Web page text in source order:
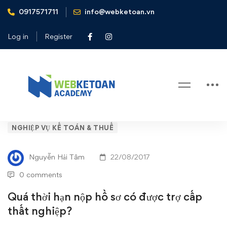
0917571711 info@webketoan.vn
Log in Register
Home
Nghiệp vụ Kế toán & Thuế
Quá
thời
hạn
nộp
hồ
NGHIỆP VỤ KẾ TOÁN & THUẾ
Nguyễn Hải Tâm 22/08/2017
0 comments
Quá thời hạn nộp hồ sơ có được trợ cấp
thất nghiệp?